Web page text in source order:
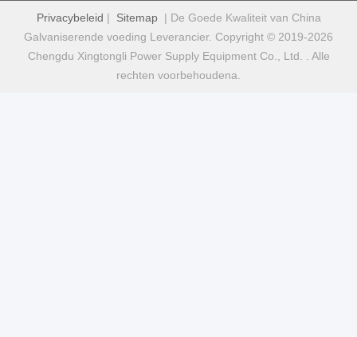
Privacybeleid | Sitemap| De Goede Kwaliteit van China
Galvaniserende voeding Leverancier. Copyright © 2019-2026
Chengdu Xingtongli Power Supply Equipment Co., Ltd. . Alle
rechten voorbehoudena.